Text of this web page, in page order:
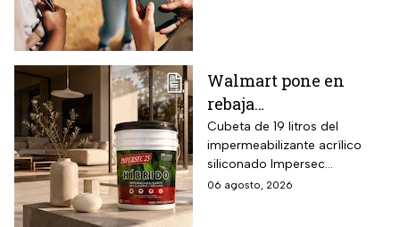
Walmart pone en
rebaja
impermeabilizante
ecológico Impersec 10
años con caucho
reciclado de 19 litros
Cubeta de 19 litros del
impermeabilizante acrílico
siliconado Impersec
formulado con hasta 60 por
06 agosto, 2026